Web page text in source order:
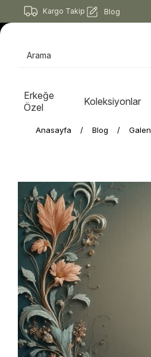
Kargo Takip Blog
Erkeğe
Özel
Koleksiyonlar
Anasayfa Blog